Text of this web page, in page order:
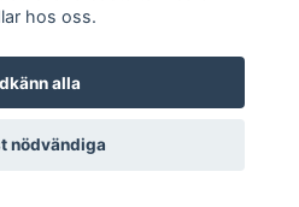
hos oss.
alla
nödvändiga